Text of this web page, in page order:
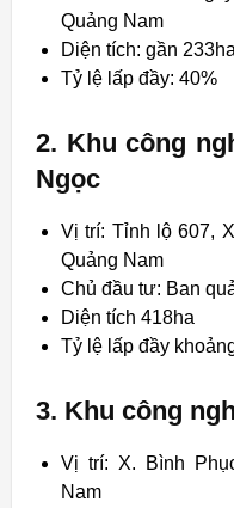
Quảng Nam
Diện tích: gần 233ha
Tỷ lệ lấp đầy: 40%
2. Khu công
Ngọc
Vị trí: Tỉnh lộ 607,
Quảng Nam
Chủ đầu tư: Ban
Diện tích 418ha
Tỷ lệ lấp đầy
3. Khu công
Vị trí: X. Bình
Nam